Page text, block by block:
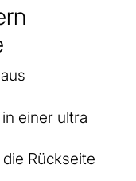
einer ultra
Rückseite